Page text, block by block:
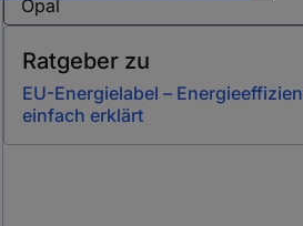
Ratgeber zu
EU-Energielabel –
einfach erklärt